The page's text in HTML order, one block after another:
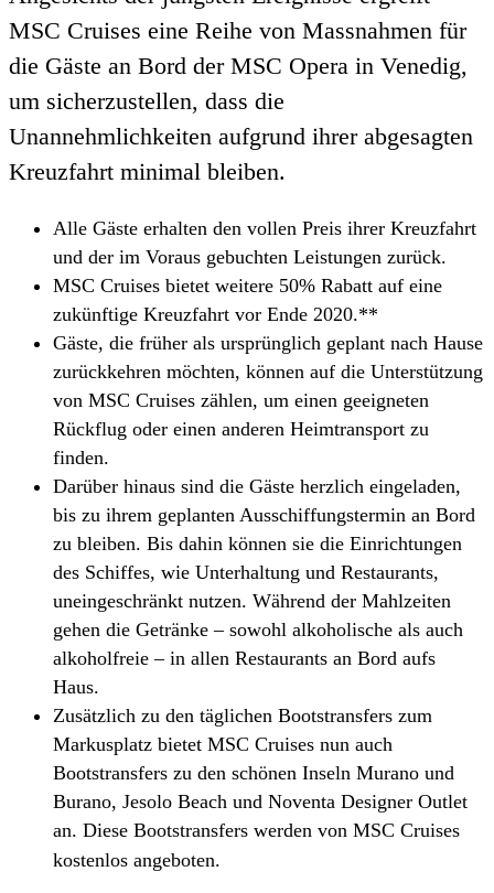
MSC Cruises eine Reihe von Massnahmen für
die Gäste an Bord der MSC Opera in Venedig,
um sicherzustellen, dass die
Unannehmlichkeiten aufgrund ihrer abgesagten
Kreuzfahrt minimal bleiben.
Alle Gäste erhalten den vollen Preis ihrer Kreuzfahrt
und der im Voraus gebuchten Leistungen zurück.
MSC Cruises bietet weitere 50% Rabatt auf eine
zukünftige Kreuzfahrt vor Ende 2020.**
Gäste, die früher als ursprünglich geplant nach Hause
zurückkehren möchten, können auf die Unterstützung
von MSC Cruises zählen, um einen geeigneten
Rückflug oder einen anderen Heimtransport zu
finden.
Darüber hinaus sind die Gäste herzlich eingeladen,
bis zu ihrem geplanten Ausschiffungstermin an Bord
zu bleiben. Bis dahin können sie die Einrichtungen
des Schiffes, wie Unterhaltung und Restaurants,
uneingeschränkt nutzen. Während der Mahlzeiten
gehen die Getränke – sowohl alkoholische als auch
alkoholfreie – in allen Restaurants an Bord aufs
Haus.
Zusätzlich zu den täglichen Bootstransfers zum
Markusplatz bietet MSC Cruises nun auch
Bootstransfers zu den schönen Inseln Murano und
Burano, Jesolo Beach und Noventa Designer Outlet
an. Diese Bootstransfers werden von MSC Cruises
kostenlos angeboten.